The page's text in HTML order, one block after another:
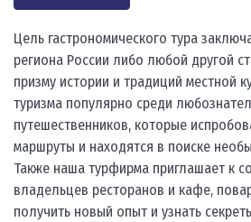
Цель гастрономического тура
региона России либо любой другой
призму истории и традиций местной
туризма популярно среди
путешественников, которые
маршруты и находятся в поиске
Также наша турфирма приглашает к
владельцев ресторанов и кафе,
получить новый опыт и узнать